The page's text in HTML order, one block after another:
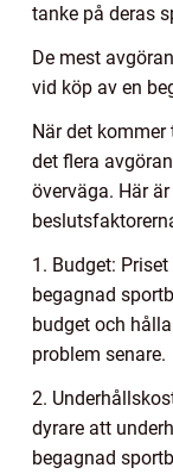
tanke på deras
De mest
vid köp av en
När det
det flera
överväga. Här
1. Budget:
begagnad
budget och
problem senare.
2.
dyrare att
begagnad